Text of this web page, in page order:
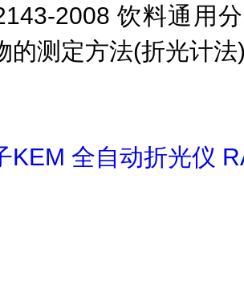
2008 饮料通用
的测定方法(折光计法
KEM 全自动折光仪